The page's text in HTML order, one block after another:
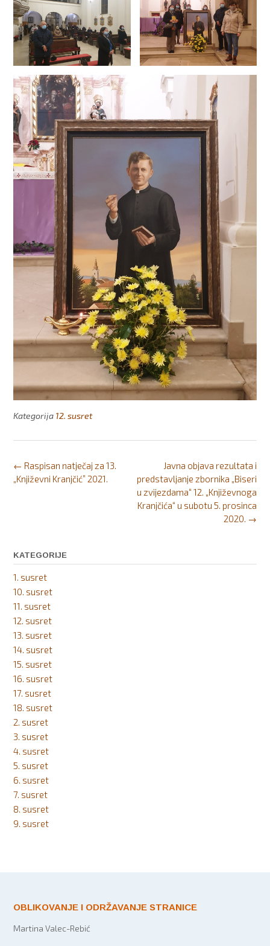
Kategorija 12. susret
Post
navigation
Javna objava rezultata i
predstavljanje zbornika „Biseri
u zvijezdama“ 12. „Književnoga
Kranjčića“ u subotu 5. prosinca
2020. →
← Raspisan natječaj za 13.
„Književni Kranjčić” 2021.
KATEGORIJE
1. susret
10. susret
11. susret
12. susret
13. susret
14. susret
15. susret
16. susret
17. susret
18. susret
2. susret
3. susret
4. susret
5. susret
6. susret
7. susret
8. susret
9. susret
OBLIKOVANJE I ODRŽAVANJE STRANICE
Martina Valec-Rebić